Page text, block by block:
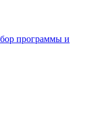
программы и